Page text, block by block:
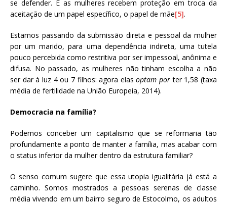
se defender. E as mulheres recebem proteção em troca da
aceitação de um papel específico, o papel de mãe[5].
Estamos passando da submissão direta e pessoal da mulher
por um marido, para uma dependência indireta, uma tutela
pouco percebida como restritiva por ser impessoal, anônima e
difusa. No passado, as mulheres não tinham escolha a não
ser dar à luz 4 ou 7 filhos: agora elasoptam por ter 1,58 (taxa
média de fertilidade na União Europeia, 2014).
Democracia na família?
Podemos conceber um capitalismo que se reformaria tão
profundamente a ponto de manter a família, mas acabar com
o status inferior da mulher dentro da estrutura familiar?
O senso comum sugere que essa utopia igualitária já está a
caminho. Somos mostrados a pessoas serenas de classe
média vivendo em um bairro seguro de Estocolmo, os adultos